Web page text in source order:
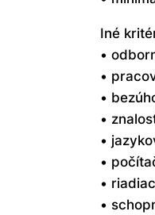
Iné
•
•
•
•
•
•
•
•